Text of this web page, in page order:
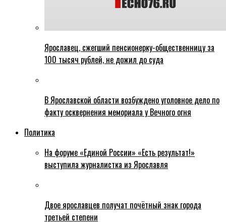
Ярославец, сжегший пенсионерку-общественницу за
100 тысяч рублей, не дожил до суда
В Ярославской области возбуждено уголовное дело по
факту осквернения мемориала у Вечного огня
Политика
На форуме «Единой России» «Есть результат!»
выступила журналистка из Ярославля
Двое ярославцев получат почётный знак города
третьей степени